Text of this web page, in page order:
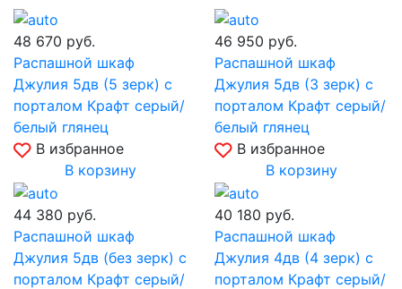
48 670 руб.
Распашной шкаф
Джулия 5дв (5 зерк) с
порталом Крафт серый/
белый глянец
В избранное
В корзину
46 950 руб.
Распашной шкаф
Джулия 5дв (3 зерк) с
порталом Крафт серый/
белый глянец
В избранное
В корзину
44 380 руб.
Распашной шкаф
Джулия 5дв (без зерк) с
порталом Крафт серый/
40 180 руб.
Распашной шкаф
Джулия 4дв (4 зерк) с
порталом Крафт серый/